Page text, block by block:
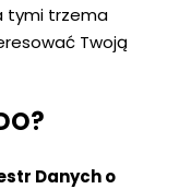
tymi trzema
Twoją
Danych o